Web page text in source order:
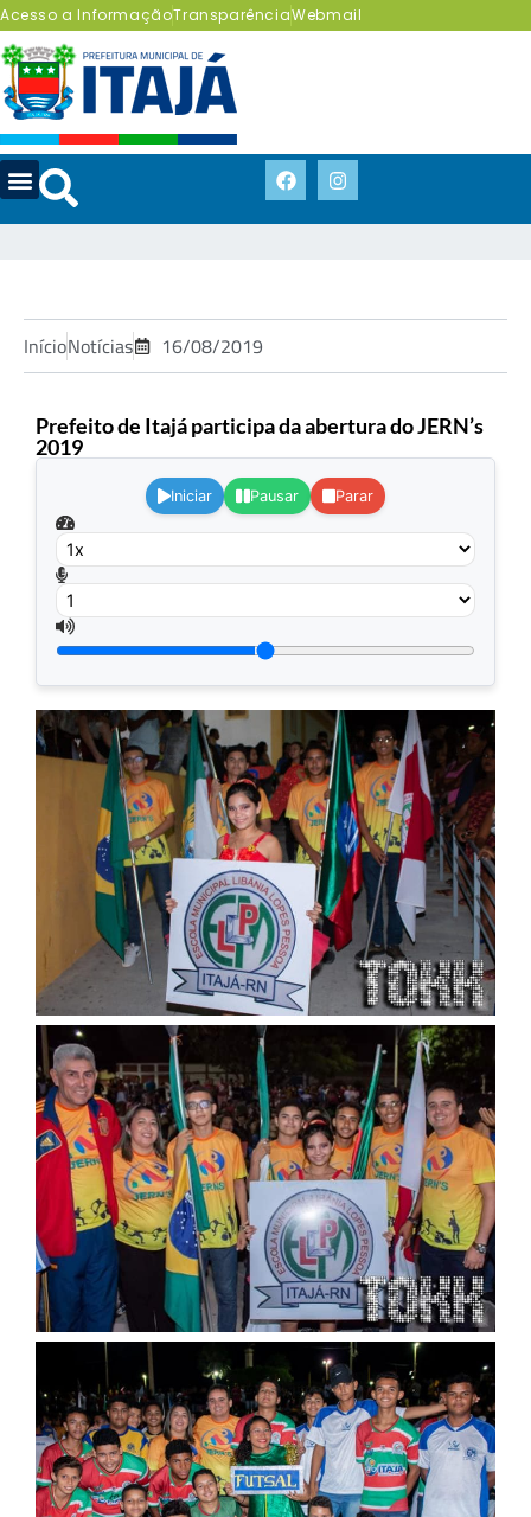
Acesso a InformaçãoTransparênciaWebmail
InícioNotícias 16/08/2019
Prefeito de Itajá participa da abertura do JERN’s
2019
Iniciar Pausar Parar